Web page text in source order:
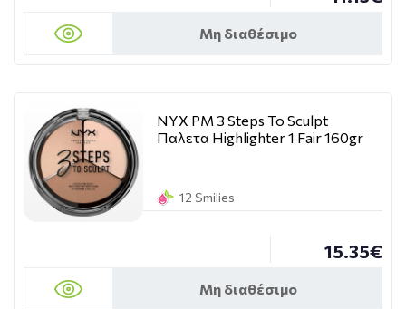
Μη διαθέσιμο
NYX PM 3 Steps To Sculpt
Παλετα Highlighter 1 Fair 160gr
12 Smilies
15.35€
Μη διαθέσιμο